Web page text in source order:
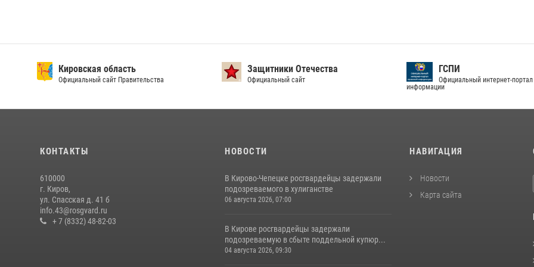
Кировская область
Официальный сайт Правительства
Защитники Отечества
Официальный сайт
ГСПИ
Официальный интернет-
информации
КОНТАКТЫ
610000
г. Киров,
ул. Спасская д. 41 б
info.43@rosgvard.ru
+ 7 (8332) 48-82-03
НОВОСТИ
В Кирово-Чепецке росгвардейцы задержали
подозреваемого в хулиганстве
06 августа 2026, 07:00
В Кирове росгвардейцы задержали
подозреваемую в сбыте поддельной купюр...
04 августа 2026, 09:30
НАВИГАЦИЯ
Новости
Карта сайта